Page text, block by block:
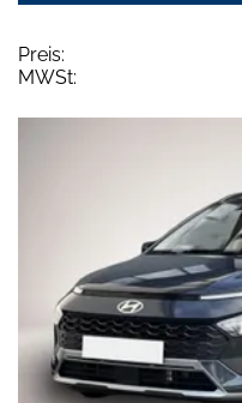
Preis:
MWSt: